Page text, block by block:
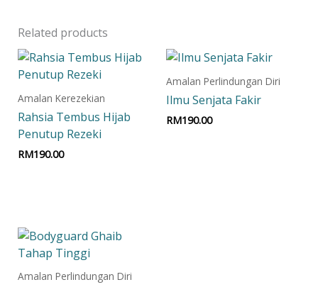
Related products
Amalan Kerezekian
Rahsia Tembus Hijab
Penutup Rezeki
RM190.00
Amalan Perlindungan Diri
Ilmu Senjata Fakir
RM190.00
Amalan Perlindungan Diri